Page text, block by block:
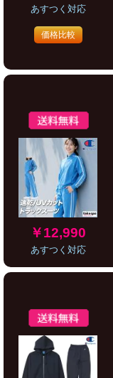
あすつく対応
価格比較
￥12,990
あすつく対応